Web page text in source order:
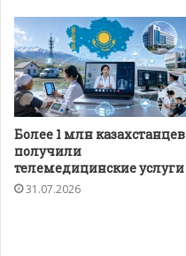
Более 1 млн казахстанцев
получили
телемедицинские услуги
31.07.2026